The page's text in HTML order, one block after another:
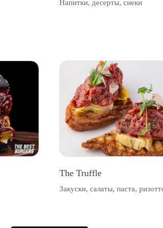
Напитки, десерты, снеки
The Truffle
Закуски, салаты, паста,
Согласие на
Использовании файлов